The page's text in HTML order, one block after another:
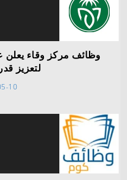
وظائف مركز وقاء يعلن
لتعزيز
10